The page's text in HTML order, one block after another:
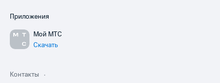
Приложения
Мой МТС
Скачать
Контакты